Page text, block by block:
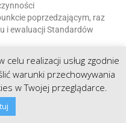
poprzedzającym, raz
i ewaluacji Standardów
reagowanie na sygnały
zaproponowanie zmian w
dostosowania ich do
z obowiązującymi
realizacji usług zgodnie
warunki przechowywania
w Twojej przeglądarce.